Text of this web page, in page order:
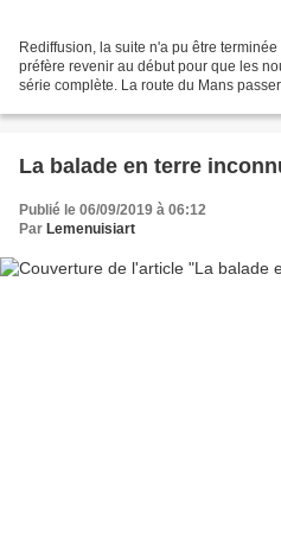
Rediffusion, la suite n'a pu être
préfère revenir au début pour que les
série complète. La route du Mans
La balade en terre
Publié le 06/09/2019 à 06:12
Par Lemenuisiart